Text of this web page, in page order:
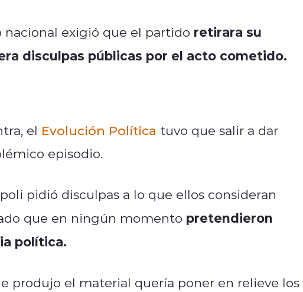
nacional exigió que el partido retirara su
disculpas públicas por el acto cometido.
el Evolución Política tuvo que salir a dar
episodio.
pidió disculpas a lo que ellos consideran
que en ningún momento pretendieron
política.
produjo el material quería poner en relieve los